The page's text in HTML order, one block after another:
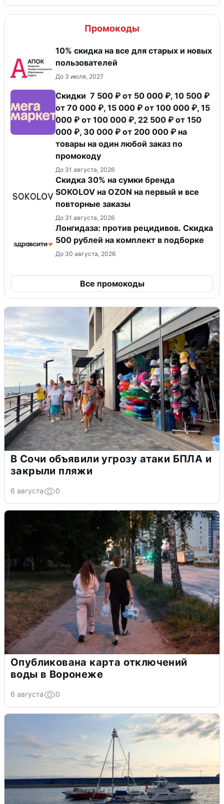
Промокоды
10% скидка на все для старых и новых
пользователей
До 3 июля, 2027
Скидки 7 500 ₽ от 50 000 ₽, 10 500 ₽
от 70 000 ₽, 15 000 ₽ от 100 000 ₽, 15
000 ₽ от 100 000 ₽, 22 500 ₽ от 150
000 ₽, 30 000 ₽ от 200 000 ₽ на
товары на один любой заказ по
промокоду
До 31 августа, 2026
Скидка 30% на сумки бренда
SOKOLOV на OZON на первый и все
повторные заказы
До 31 августа, 2026
Лонгидаза: против рецидивов. Скидка
500 рублей на комплект в подборке
До 30 августа, 2026
Все промокоды
В Сочи объявили угрозу атаки БПЛА и
закрыли пляжи
6 августа 0
Опубликована карта отключений
воды в Воронеже
6 августа 0